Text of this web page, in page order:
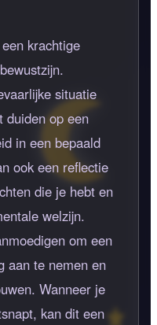
krachtige
situatie
duiden op een
in een bepaald
ook een reflectie
die je hebt en
welzijn.
om een
aan te nemen en
Wanneer je
kan dit een